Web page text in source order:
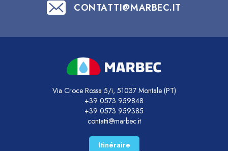
CONTATTI@MARBEC.IT
Via Croce Rossa 5/i, 51037 Montale (PT)
+39 0573 959848
+39 0573 959385
contatti@marbec.it
Itinéraire